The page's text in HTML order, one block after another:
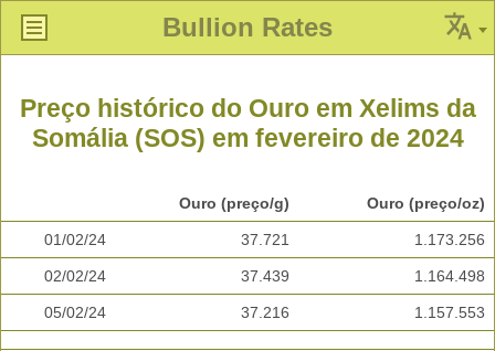
Bullion Rates
Preço histórico do Ouro em Xelims da
Somália (SOS) em fevereiro de 2024
Ouro (preço/g) Ouro (preço/oz)
01/02/24 37.721 1.173.256
02/02/24 37.439 1.164.498
05/02/24 37.216 1.157.553